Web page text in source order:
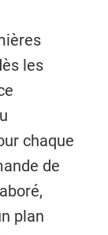
les
chaque
de
plan